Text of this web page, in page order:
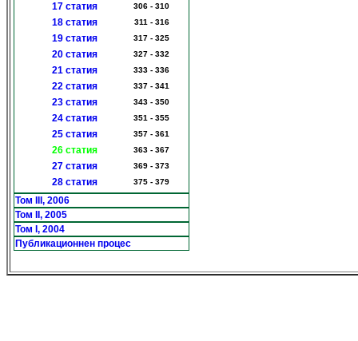
17 статия 306 - 310
18 статия 311 - 316
19 статия 317 - 325
20 статия 327 - 332
21 статия 333 - 336
22 статия 337 - 341
23 статия 343 - 350
24 статия 351 - 355
25 статия 357 - 361
26 статия 363 - 367
27 статия 369 - 373
28 статия 375 - 379
Том III, 2006
Том II, 2005
Том I, 2004
Публикационнен процес